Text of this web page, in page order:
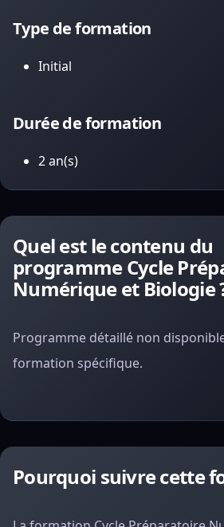
Type de formation
Initial
Durée de formation
2 an(s)
Quel est le contenu du
programme Cycle
Numérique et Biologie
Programme détaillé non
formation spécifique.
Pourquoi suivre cette